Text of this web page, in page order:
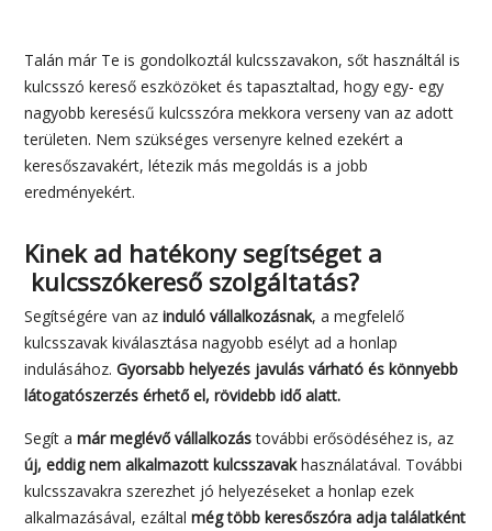
Talán már Te is gondolkoztál kulcsszavakon, sőt használtál is
kulcsszó kereső eszközöket és tapasztaltad, hogy egy- egy
nagyobb keresésű kulcsszóra mekkora verseny van az adott
területen. Nem szükséges versenyre kelned ezekért a
keresőszavakért, létezik más megoldás is a jobb
eredményekért.
Kinek ad hatékony segítséget a
kulcsszókereső szolgáltatás?
Segítségére van azinduló vállalkozásnak, a megfelelő
kulcsszavak kiválasztása nagyobb esélyt ad a honlap
indulásához.Gyorsabb helyezés javulás várható és könnyebb
látogatószerzés érhető el, rövidebb idő alatt.
Segít amár meglévő vállalkozástovábbi erősödéséhez is, az
új, eddig nem alkalmazott kulcsszavakhasználatával. További
kulcsszavakra szerezhet jó helyezéseket a honlap ezek
alkalmazásával, ezáltalmég több keresőszóra adja találatként